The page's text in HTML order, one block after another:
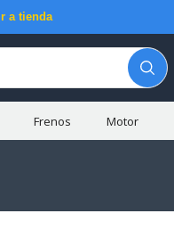
Ir a tienda
Frenos Motor